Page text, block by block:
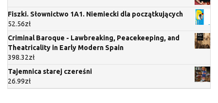
Fiszki. Słownictwo 1A1. Niemiecki dla początkujących
52.56zł
Criminal Baroque - Lawbreaking, Peacekeeping, and
Theatricality in Early Modern Spain
398.32zł
Tajemnica starej czereśni
26.99zł